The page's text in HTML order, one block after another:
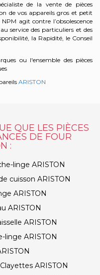
de la vente de pièces
de vos appareils gros et petit
agit contre l’obsolescence
service des particuliers et des
la Rapidité, le Conseil
ou l'ensemble des pièces
ARISTON
QUE LES PIÈCES
DE FOUR
:
linge ARISTON
cuisson ARISTON
ARISTON
ARISTON
ARISTON
linge ARISTON
ARISTON